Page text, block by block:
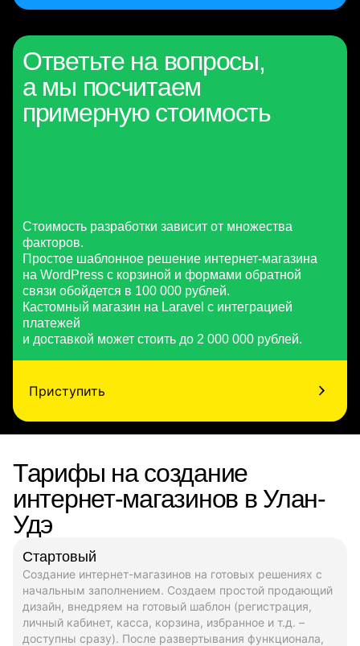
Ответьте на вопросы,
а мы посчитаем
примерную стоимость
Стоимость разработки зависит от множества
факторов.
Простое шаблонное решение интернет-магазина
на WordPress с корзиной и формами обратной
связи обойдется в 100 000 рублей.
Кастомный магазин на Laravel с интеграцией
платежей
и доставкой может стоить до 2 000 000 рублей.
Приступить
Тарифы на создание
интернет-магазинов в Улан-
Удэ
Стартовый
Создание интернет-магазинов на готовых решениях с
начальным заполнением. Создаем простой продающий
дизайн, внедряем на готовый шаблон (регистрация,
личный кабинет, касса, корзина, избранное и т.д. –
доступны сразу). После развертывания функционала,